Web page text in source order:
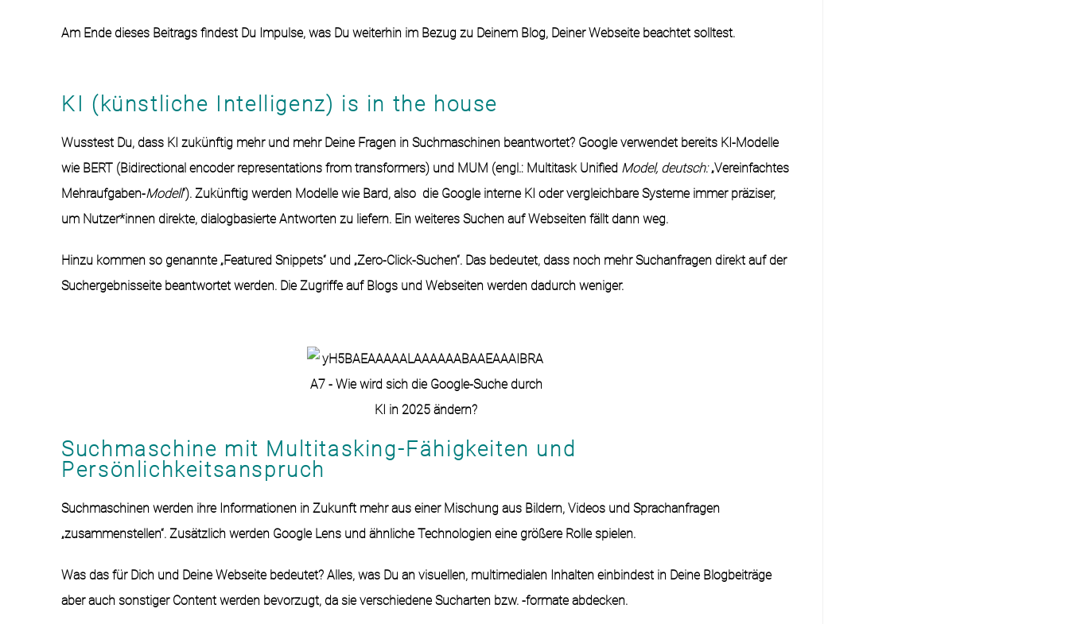
Am Ende dieses Beitrags findest Du Impulse, was Du weiterhin im Bezug zu Deinem Blog, Deiner Webseite beachtet solltest.
KI (künstliche Intelligenz) is in the house
Wusstest Du, dass KI zukünftig mehr und mehr Deine Fragen in Suchmaschinen beantwortet? Google verwendet bereits KI-Modelle
wie BERT (Bidirectional encoder representations from transformers) und MUM (engl.: Multitask Unified Model, deutsch:„Vereinfachtes
Mehraufgaben-Modell“). Zukünftig werden Modelle wie Bard, also die Google interne KI oder vergleichbare Systeme immer präziser,
um Nutzer*innen direkte, dialogbasierte Antworten zu liefern. Ein weiteres Suchen auf Webseiten fällt dann weg.
Hinzu kommen so genannte „Featured Snippets“ und „Zero-Click-Suchen“. Das bedeutet, dass noch mehr Suchanfragen direkt auf der
Suchergebnisseite beantwortet werden. Die Zugriffe auf Blogs und Webseiten werden dadurch weniger.
Suchmaschine mit Multitasking-Fähigkeiten und
Persönlichkeitsanspruch
Suchmaschinen werden ihre Informationen in Zukunft mehr aus einer Mischung aus Bildern, Videos und Sprachanfragen
„zusammenstellen“. Zusätzlich werden Google Lens und ähnliche Technologien eine größere Rolle spielen.
Was das für Dich und Deine Webseite bedeutet? Alles, was Du an visuellen, multimedialen Inhalten einbindest in Deine Blogbeiträge
aber auch sonstiger Content werden bevorzugt, da sie verschiedene Sucharten bzw. -formate abdecken.